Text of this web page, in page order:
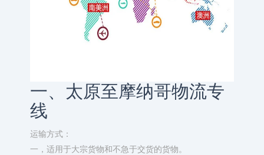
一、太原至摩纳哥物流专
线
运输方式：
一，适用于大宗货物和不急于交货的货物。